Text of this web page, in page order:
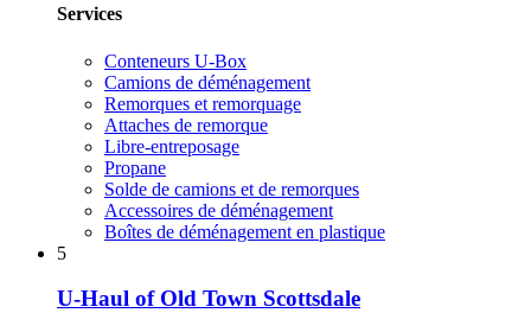
Services
Conteneurs U-Box
Camions de déménagement
Remorques et remorquage
Attaches de remorque
Libre-entreposage
Propane
Solde de camions et de remorques
Accessoires de déménagement
Boîtes de déménagement en plastique
5
U-Haul of Old Town Scottsdale